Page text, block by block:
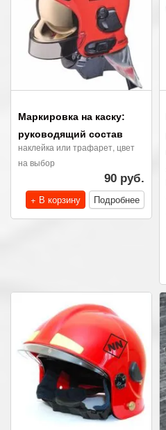
Маркировка на каску:
руководящий состав
наклейка или трафарет, цвет
на выбор
90 руб.
+ В корзину
Подробнее